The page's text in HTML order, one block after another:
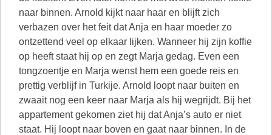
naar binnen. Arnold kijkt naar haar en blijft zich
verbazen over het feit dat Anja en haar moeder zo
ontzettend veel op elkaar lijken. Wanneer hij zijn koffie
op heeft staat hij op en zegt Marja gedag. Even een
tongzoentje en Marja wenst hem een goede reis en
prettig verblijf in Turkije. Arnold loopt naar buiten en
zwaait nog een keer naar Marja als hij wegrijdt. Bij het
appartement gekomen ziet hij dat Anja’s auto er niet
staat. Hij loopt naar boven en gaat naar binnen. In de